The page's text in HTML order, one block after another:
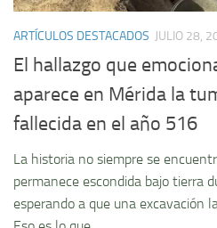
ARTÍCULOS DESTACADOS JULIO 28,
El hallazgo que
aparece en Mérida la
fallecida en el año 516
La historia no siempre se
permanece escondida bajo tierra
esperando a que una excavación